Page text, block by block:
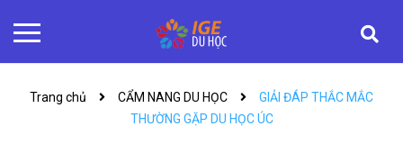
Trang chủ CẨM NANG DU HỌC
GIẢI ĐÁP THẮC MẮC
THƯỜNG GẶP DU HỌC ÚC